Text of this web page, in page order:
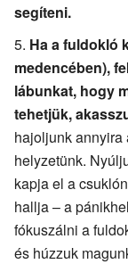
segíteni.
Ha a fuldokló
medencében),
lábunkat, hogy
tehetjük,
hajoljunk annyira
helyzetünk.
kapja el a
hallja – a
fókuszálni a
és húzzuk